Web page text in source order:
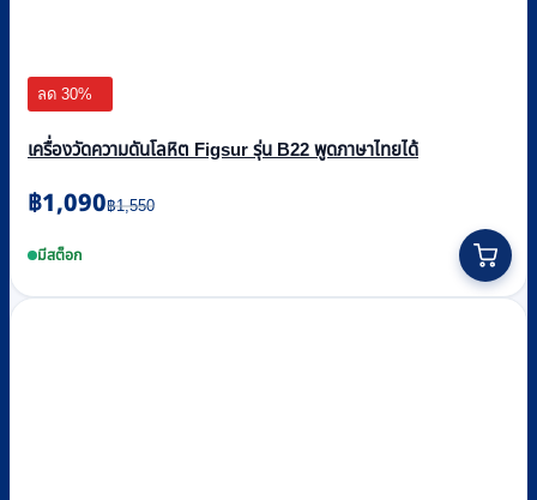
ลด 30%
เครื่องวัดความดันโลหิต Figsur รุ่น B22 พูดภาษาไทยได้
฿1,550
Original
price
was:
฿1,090
Current
price
is:มีสต็อก